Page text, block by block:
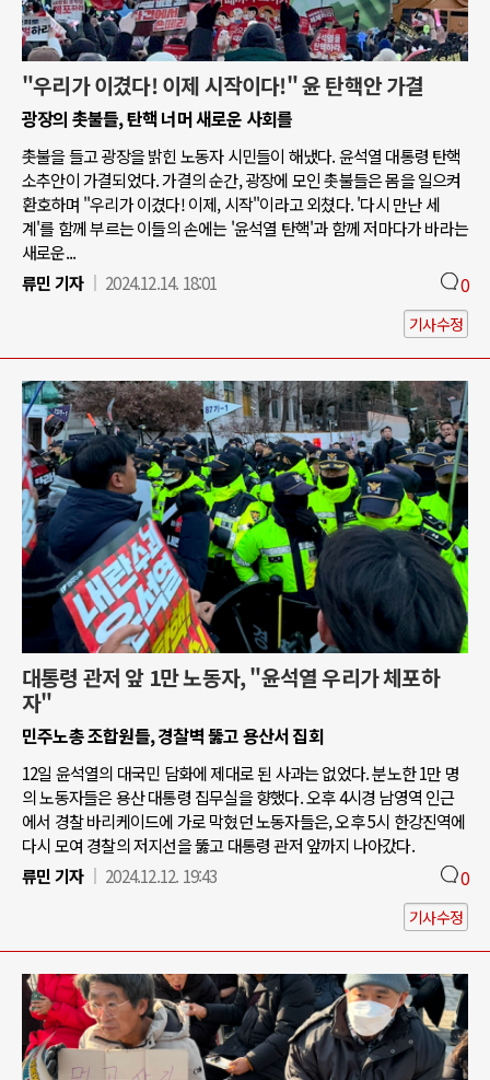
"우리가 이겼다! 이제 시작이다!" 윤 탄핵안 가결
광장의 촛불들, 탄핵 너머 새로운 사회를
촛불을 들고 광장을 밝힌 노동자 시민들이 해냈다. 윤석열 대통령 탄핵
소추안이 가결되었다. 가결의 순간, 광장에 모인 촛불들은 몸을 일으켜
환호하며 "우리가 이겼다! 이제, 시작"이라고 외쳤다. '다시 만난 세
계'를 함께 부르는 이들의 손에는 '윤석열 탄핵'과 함께 저마다가 바라는
새로운...
류민 기자
2024.12.14. 18:01 0
기사수정
대통령 관저 앞 1만 노동자, "윤석열 우리가 체포하
자"
민주노총 조합원들, 경찰벽 뚫고 용산서 집회
12일 윤석열의 대국민 담화에 제대로 된 사과는 없었다. 분노한 1만 명
의 노동자들은 용산 대통령 집무실을 향했다. 오후 4시경 남영역 인근
에서 경찰 바리케이드에 가로 막혔던 노동자들은, 오후 5시 한강진역에
다시 모여 경찰의 저지선을 뚫고 대통령 관저 앞까지 나아갔다.
류민 기자
2024.12.12. 19:43 0
기사수정